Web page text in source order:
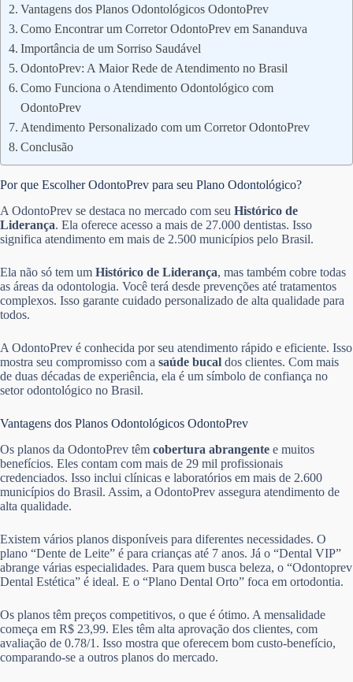
Vantagens dos Planos Odontológicos OdontoPrev
Como Encontrar um Corretor OdontoPrev em Sananduva
Importância de um Sorriso Saudável
OdontoPrev: A Maior Rede de Atendimento no Brasil
Como Funciona o Atendimento Odontológico com
OdontoPrev
Atendimento Personalizado com um Corretor OdontoPrev
Conclusão
Por que Escolher OdontoPrev para seu Plano Odontológico?
A OdontoPrev se destaca no mercado com seu Histórico de
Liderança. Ela oferece acesso a mais de 27.000 dentistas. Isso
significa atendimento em mais de 2.500 municípios pelo Brasil.
Ela não só tem um Histórico de Liderança, mas também cobre todas
as áreas da odontologia. Você terá desde prevenções até tratamentos
complexos. Isso garante cuidado personalizado de alta qualidade para
todos.
A OdontoPrev é conhecida por seu atendimento rápido e eficiente. Isso
mostra seu compromisso com a saúde bucal dos clientes. Com mais
de duas décadas de experiência, ela é um símbolo de confiança no
setor odontológico no Brasil.
Vantagens dos Planos Odontológicos OdontoPrev
Os planos da OdontoPrev têm cobertura abrangente e muitos
benefícios. Eles contam com mais de 29 mil profissionais
credenciados. Isso inclui clínicas e laboratórios em mais de 2.600
municípios do Brasil. Assim, a OdontoPrev assegura atendimento de
alta qualidade.
Existem vários planos disponíveis para diferentes necessidades. O
plano “Dente de Leite” é para crianças até 7 anos. Já o “Dental VIP”
abrange várias especialidades. Para quem busca beleza, o “Odontoprev
Dental Estética” é ideal. E o “Plano Dental Orto” foca em ortodontia.
Os planos têm preços competitivos, o que é ótimo. A mensalidade
começa em R$ 23,99. Eles têm alta aprovação dos clientes, com
avaliação de 0.78/1. Isso mostra que oferecem bom custo-benefício,
comparando-se a outros planos do mercado.